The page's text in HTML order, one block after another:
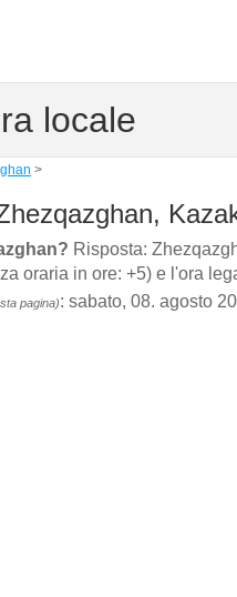
locale
>
Risposta:
oraria in ore: +5) e l'ora
pagina): sabato, 08. agosto